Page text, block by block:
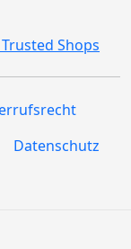
Shops
Datenschutz